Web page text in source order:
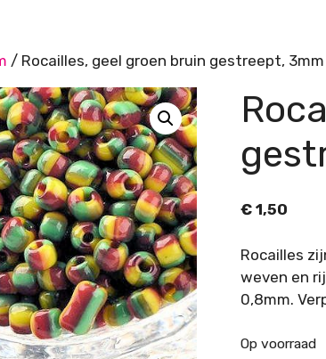
/ Rocailles, geel groen bruin gestreept, 3mm
€1,50
Rocailles
weven en
0,8mm.
Op voorraad